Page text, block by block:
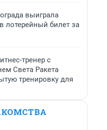
выиграла
лотерейный билет за
тренер с
Света Ракета
тренировку для